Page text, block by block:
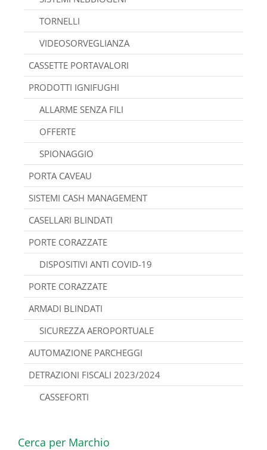
TORNELLI
VIDEOSORVEGLIANZA
CASSETTE PORTAVALORI
PRODOTTI IGNIFUGHI
ALLARME SENZA FILI
OFFERTE
SPIONAGGIO
PORTA CAVEAU
SISTEMI CASH MANAGEMENT
CASELLARI BLINDATI
PORTE CORAZZATE
DISPOSITIVI ANTI COVID-19
PORTE CORAZZATE
ARMADI BLINDATI
SICUREZZA AEROPORTUALE
AUTOMAZIONE PARCHEGGI
DETRAZIONI FISCALI 2023/2024
CASSEFORTI
Cerca per Marchio